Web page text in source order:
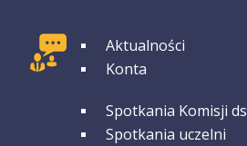
GRUPA 1Aktualności
Konta
GRUPA 2Spotkania Komisji
Spotkania uczelni